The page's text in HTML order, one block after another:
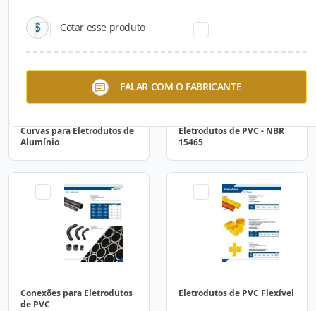
Cotar esse produto
FALAR COM O FABRICANTE
Curvas para Eletrodutos de
Alumínio
Eletrodutos de PVC - NBR
15465
Conexões para Eletrodutos
de PVC
Eletrodutos de PVC Flexível